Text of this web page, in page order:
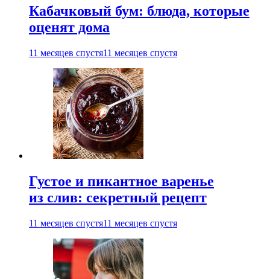
Кабачковый бум: блюда, которые
оценят дома
11 месяцев спустя11 месяцев спустя
Густое и пикантное варенье
из слив: секретный рецепт
11 месяцев спустя11 месяцев спустя